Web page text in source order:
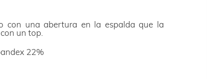
con una abertura en la espalda que la
un top.
22%